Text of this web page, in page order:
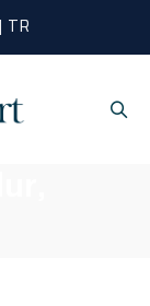
| TR